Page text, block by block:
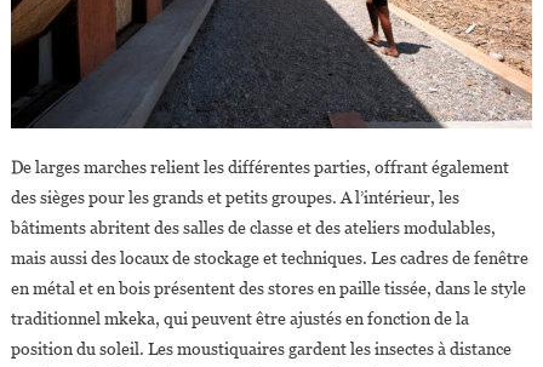
De larges marches relient les différentes parties, offrant également
des sièges pour les grands et petits groupes. A l’intérieur, les
bâtiments abritent des salles de classe et des ateliers modulables,
mais aussi des locaux de stockage et techniques. Les cadres de fenêtre
en métal et en bois présentent des stores en paille tissée, dans le style
traditionnel mkeka, qui peuvent être ajustés en fonction de la
position du soleil. Les moustiquaires gardent les insectes à distance